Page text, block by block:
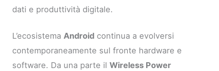
dati e produttività digitale.
L’ecosistemaAndroid continua a evolversi
contemporaneamente sul fronte hardware e
software. Da una parte ilWireless Power